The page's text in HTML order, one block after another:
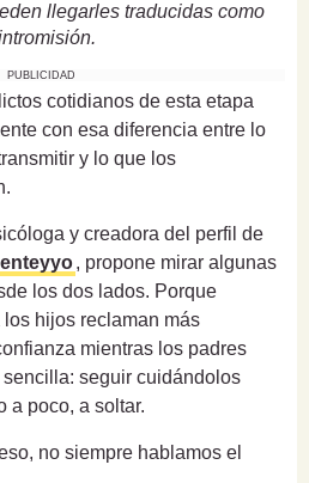
llegarles traducidas como
PUBLICIDAD
cotidianos de esta etapa
con esa diferencia entre lo
y lo que los
y creadora del perfil de
, propone mirar algunas
los dos lados. Porque
hijos reclaman más
mientras los padres
seguir cuidándolos
a poco, a soltar.
no siempre hablamos el